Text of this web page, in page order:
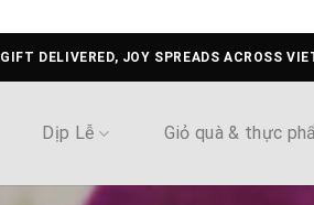
GIFT DELIVERED, JOY SPREADS ACROSS
Dịp Lễ Giỏ quà & thực